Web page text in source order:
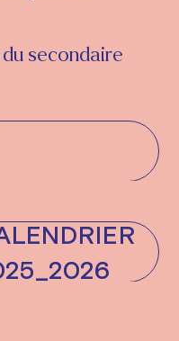
secondaire